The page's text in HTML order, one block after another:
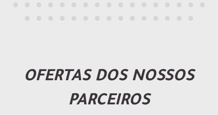
OFERTAS DOS NOSSOS
PARCEIROS